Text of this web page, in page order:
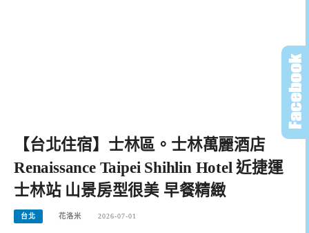
【台北住宿】士林區。士林萬麗酒店
Renaissance Taipei Shihlin Hotel 近捷運
士林站 山景房型很美 早餐精緻
台北 花洛米 2026-07-01